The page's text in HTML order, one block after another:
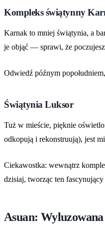
Kompleks świątynny
Karnak to mniej świątynia, a
je objąć — sprawi, że
Odwiedź późnym
Świątynia Luksor
Tuż w mieście, pięknie
odkopują i rekonstruują), jest
Ciekawostka: wewnątrz
dzisiaj, tworząc ten
Asuan: